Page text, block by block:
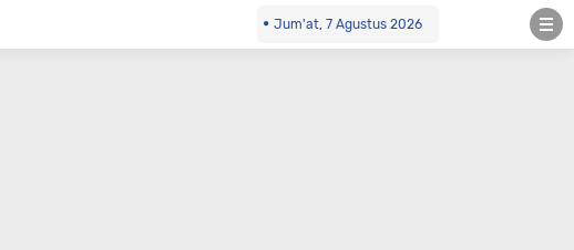
Jum'at, 7 Agustus 2026